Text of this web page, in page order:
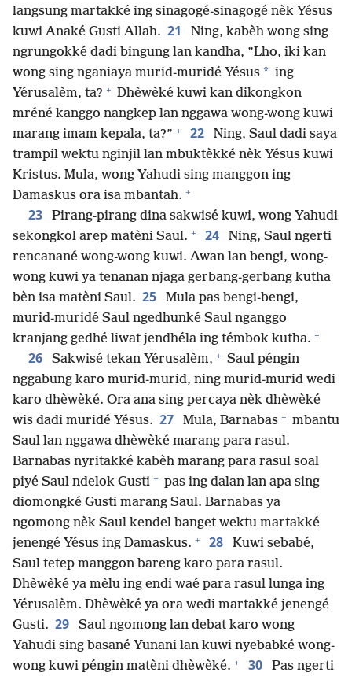
langsung martakké ing sinagogé-sinagogé nèk Yésus
kuwi Anaké Gusti Allah. 21
Ning, kabèh wong sing
ngrungokké dadi bingung lan kandha, ”Lho, iki kan
wong sing nganiaya murid-muridé Yésus * ing
Yérusalèm, ta? + Dhèwèké kuwi kan dikongkon
mréné kanggo nangkep lan nggawa wong-wong kuwi
marang imam kepala, ta?” + 22
Ning, Saul dadi saya
trampil wektu nginjil lan mbuktèkké nèk Yésus kuwi
Kristus. Mula, wong Yahudi sing manggon ing
Damaskus ora isa mbantah. +
23
Pirang-pirang dina sakwisé kuwi, wong Yahudi
sekongkol arep matèni Saul. + 24
Ning, Saul ngerti
rencanané wong-wong kuwi. Awan lan bengi, wong-
wong kuwi ya tenanan njaga gerbang-gerbang kutha
bèn isa matèni Saul. 25
Mula pas bengi-bengi,
murid-muridé Saul ngedhunké Saul nganggo
kranjang gedhé liwat jendhéla ing témbok kutha. +
26 Sakwisé tekan Yérusalèm, + Saul péngin
nggabung karo murid-murid, ning murid-murid wedi
karo dhèwèké. Ora ana sing percaya nèk dhèwèké
wis dadi muridé Yésus. 27 Mula, Barnabas + mbantu
Saul lan nggawa dhèwèké marang para rasul.
Barnabas nyritakké kabèh marang para rasul soal
piyé Saul ndelok Gusti + pas ing dalan lan apa sing
diomongké Gusti marang Saul. Barnabas ya
ngomong nèk Saul kendel banget wektu martakké
jenengé Yésus ing Damaskus. + 28
Kuwi sebabé,
Saul tetep manggon bareng karo para rasul.
Dhèwèké ya mèlu ing endi waé para rasul lunga ing
Yérusalèm. Dhèwèké ya ora wedi martakké jenengé
Gusti. 29
Saul ngomong lan debat karo wong
Yahudi sing basané Yunani lan kuwi nyebabké wong-
wong kuwi péngin matèni dhèwèké. + 30 Pas ngerti